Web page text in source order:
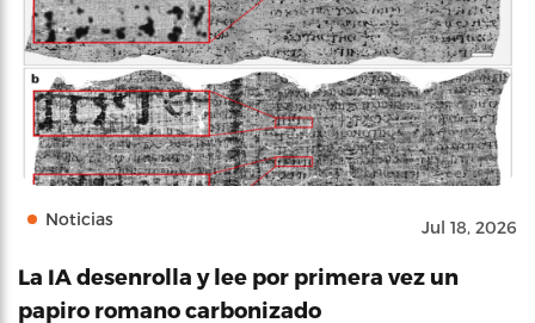
Noticias Jul 18, 2026
La IA desenrolla y lee por primera vez un
papiro romano carbonizado